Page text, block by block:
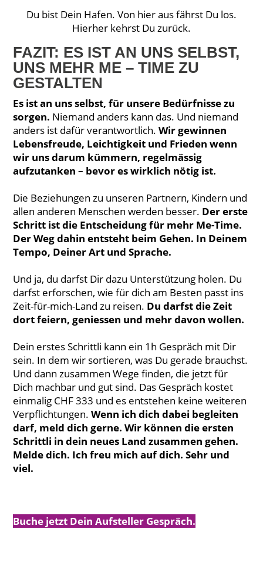
Du bist Dein Hafen. Von hier aus fährst Du los.
Hierher kehrst Du zurück.
FAZIT: ES IST AN UNS SELBST,
UNS MEHR ME – TIME ZU
GESTALTEN
Es ist an uns selbst, für unsere Bedürfnisse zu
sorgen. Niemand anders kann das. Und niemand
anders ist dafür verantwortlich.Wir gewinnen
Lebensfreude, Leichtigkeit und Frieden wenn
wir uns darum kümmern, regelmässig
aufzutanken – bevor es wirklich nötig ist.
Die Beziehungen zu unseren Partnern, Kindern und
allen anderen Menschen werden besser. Der erste
Schritt ist die Entscheidung für mehr Me-Time.
Der Weg dahin entsteht beim Gehen. In Deinem
Tempo, Deiner Art und Sprache.
Und ja, du darfst Dir dazu Unterstützung holen. Du
darfst erforschen, wie für dich am Besten passt ins
Zeit-für-mich-Land zu reisen. Du darfst die Zeit
dort feiern, geniessen und mehr davon wollen.
Dein erstes Schrittli kann ein 1h Gespräch mit Dir
sein. In dem wir sortieren, was Du gerade brauchst.
Und dann zusammen Wege finden, die jetzt für
Dich machbar und gut sind. Das Gespräch kostet
einmalig CHF 333 und es entstehen keine weiteren
Verpflichtungen.Wenn ich dich dabei begleiten
darf, meld dich gerne. Wir können die ersten
Schrittli in dein neues Land zusammen gehen.
Melde dich. Ich freu mich auf dich. Sehr und
viel.
Buche jetzt Dein Aufsteller Gespräch.